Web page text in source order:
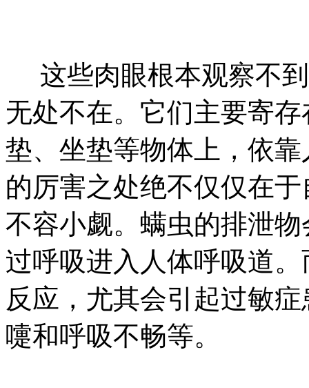
这些肉眼根本观察不
无处不在。它们主要寄
垫、坐垫等物体上，依
的厉害之处绝不仅仅在
不容小觑。螨虫的排泄
过呼吸进入人体呼吸道
反应，尤其会引起过敏
嚏和呼吸不畅等。